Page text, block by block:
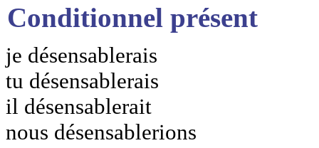
Conditionnel présent
je désensablerais
tu désensablerais
il désensablerait
nous désensablerions